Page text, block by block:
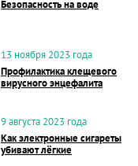
Безопасность на воде
13 ноября 2023 года
Профилактика клещевого
вирусного энцефалита
9 августа 2023 года
Как электронные сигареты
убивают лёгкие